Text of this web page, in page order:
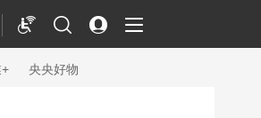
央央好物